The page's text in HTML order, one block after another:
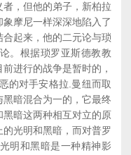
，但他的弟子，新柏拉
摩尼一样深深地陷入了
起来，他的二元论与琐
。根据琐罗亚斯德教教
进行的战争是暂时的，
的对手安格拉.曼纽而取
暗混合为一的，它最终
暗这两种相互对立的原
光明和黑暗，而对普罗
明和黑暗是一种精神影